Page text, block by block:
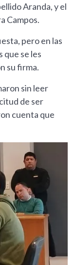
Aranda, y el
Campos.
pero en las
que se les
su firma.
sin leer
de ser
cuenta que